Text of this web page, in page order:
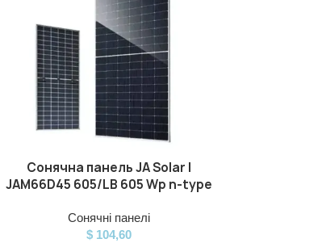
ДОДАТИ В КОШИК
Сонячна панель JA Solar |
JAM66D45 605/LB 605 Wp n-type
Сонячні панелі
$ 104,60